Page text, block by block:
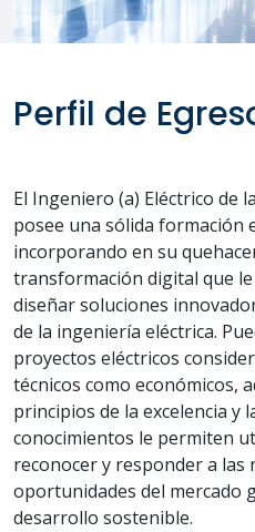
Perfil de
El Ingeniero (a) Eléctrico de
posee una sólida formación
incorporando en su
transformación digital que
diseñar soluciones
de la ingeniería eléctrica.
proyectos eléctricos
técnicos como económicos,
principios de la excelencia y
conocimientos le permiten
reconocer y responder a las
oportunidades del mercado
desarrollo sostenible.